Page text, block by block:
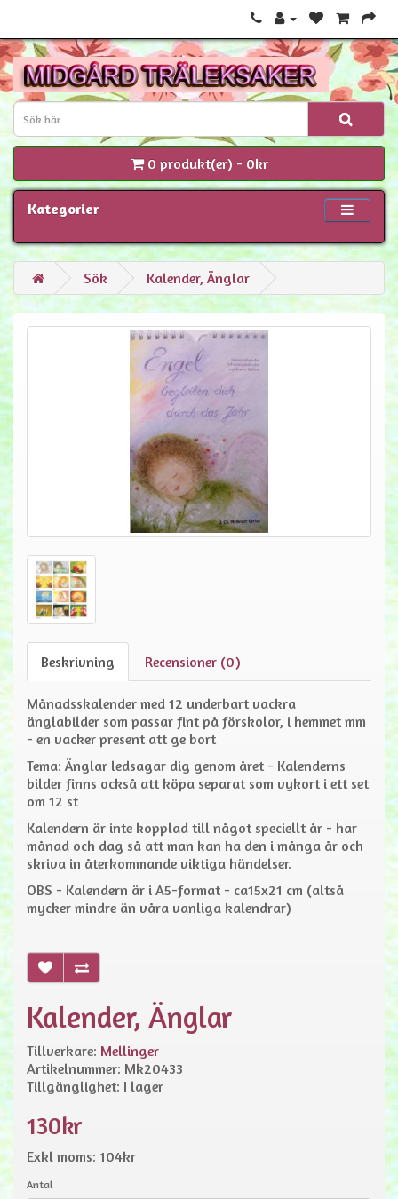
0 produkt(er) - 0kr
Kategorier
Sök Kalender, Änglar
Beskrivning Recensioner (0)
Månadsskalender med 12 underbart vackra
änglabilder som passar fint på förskolor, i hemmet mm
- en vacker present att ge bort
Tema: Änglar ledsagar dig genom året - Kalenderns
bilder finns också att köpa separat som vykort i ett set
om 12 st
Kalendern är inte kopplad till något speciellt år - har
månad och dag så att man kan ha den i många år och
skriva in återkommande viktiga händelser.
OBS - Kalendern är i A5-format - ca15x21 cm (altså
mycker mindre än våra vanliga kalendrar)
Kalender, Änglar
Tillverkare: Mellinger
Artikelnummer: Mk20433
Tillgänglighet: I lager
130kr
Exkl moms: 104kr
Antal